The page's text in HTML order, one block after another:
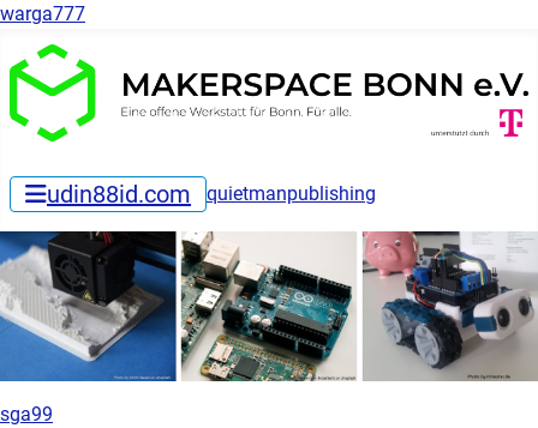
warga777
udin88id.com quietmanpublishing
sga99